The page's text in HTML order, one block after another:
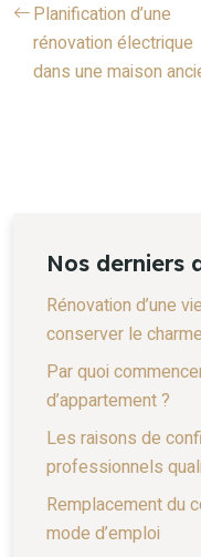
Planification d’une
rénovation électrique
dans une maison
Nos derniers
Rénovation d’une
conserver le
Par quoi
d’appartement ?
Les raisons de
professionnels
Remplacement du
mode d’emploi